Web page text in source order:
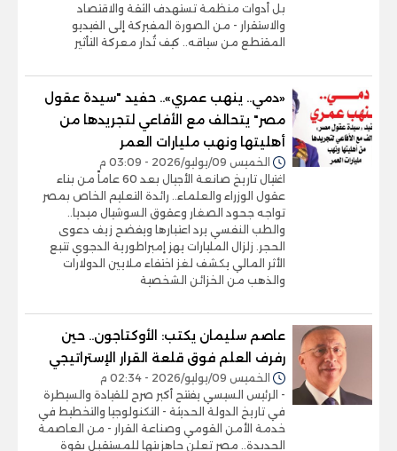
بل أدوات منظمة تستهدف الثقة والاقتصاد
والاستقرار - من الصورة المفبركة إلى الفيديو
المقتطع من سياقه.. كيف تُدار معركة التأثير
«دمي.. ينهب عمري».. حفيد "سيدة عقول
مصر" يتحالف مع الأفاعي لتجريدها من
أهليتها ونهب مليارات العمر
الخميس 09/يوليو/2026 - 03:09 م
اغتيال تاريخ صانعة الأجيال بعد 60 عاماً من بناء
عقول الوزراء والعلماء.. رائدة التعليم الخاص بمصر
تواجه جحود الصغار وعقوق السوشيال ميديا..
والطب النفسي يرد اعتبارها ويفضح زيف دعوى
الحجر. زلزال المليارات يهز إمبراطورية الدجوي تتبع
الأثر المالي يكشف لغز اختفاء ملايين الدولارات
والذهب من الخزائن الشخصية
عاصم سليمان يكتب: الأوكتاجون.. حين
رفرف العلم فوق قلعة القرار الإستراتيجي
الخميس 09/يوليو/2026 - 02:34 م
- الرئيس السيسي يفتتح أكبر صرح للقيادة والسيطرة
في تاريخ الدولة الحديثة - التكنولوجيا والتخطيط في
خدمة الأمن القومي وصناعة القرار - من العاصمة
الجديدة.. مصر تعلن جاهزيتها للمستقبل بقوة